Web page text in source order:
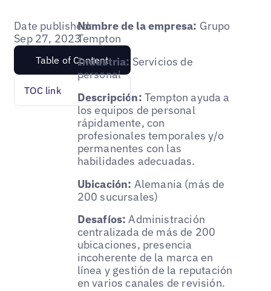
Date published:
Sep 27, 2023
Table of Content
TOC link
Nombre de la empresa: Grupo
Tempton
Industria: Servicios de
personal
Descripción: Tempton ayuda a
los equipos de personal
rápidamente, con
profesionales temporales y/o
permanentes con las
habilidades adecuadas.
Ubicación: Alemania (más de
200 sucursales)
Desafíos: Administración
centralizada de más de 200
ubicaciones, presencia
incoherente de la marca en
línea y gestión de la reputación
en varios canales de revisión.